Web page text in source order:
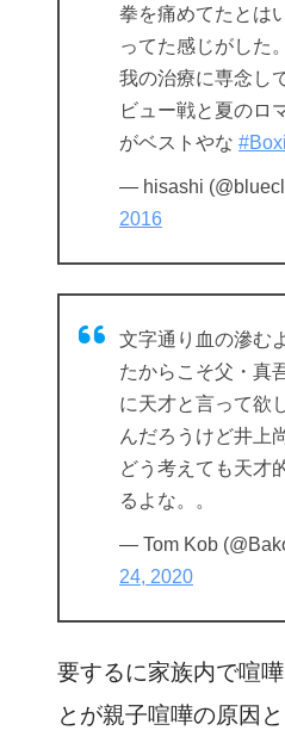
拳を痛めてたとは
ってた感じがした
我の治療に専念し
ビュー戦と夏のロ
がベストやな
— hisashi
2016
文字通り血の滲む
たからこそ父・真
に天才と言って欲
んだろうけど井上
どう考えても天才
るよな。。
— Tom Kob
24, 2020
要するに家族内で喧
とが親子喧嘩の原因